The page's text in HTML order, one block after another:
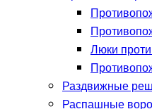
Люки
Раздвижные
Распашные